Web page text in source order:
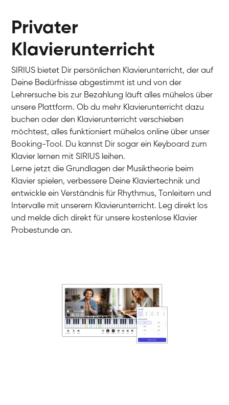
Charlotte
Klavier / Piano / Flügel
Klavier / Piano / Flügel
Klavier / Piano / Flügel
Privater
Klavierunterricht
SIRIUS bietet Dir persönlichen Klavierunterricht, der auf
Deine Bedürfnisse abgestimmt ist und von der
Lehrersuche bis zur Bezahlung läuft alles mühelos über
unsere Plattform. Ob du mehr Klavierunterricht dazu
buchen oder den Klavierunterricht verschieben
möchtest, alles funktioniert mühelos online über unser
Booking-Tool. Du kannst Dir sogar ein Keyboard zum
Klavier lernen mit SIRIUS leihen.
Lerne jetzt die Grundlagen der Musiktheorie beim
Klavier spielen, verbessere Deine Klaviertechnik und
entwickle ein Verständnis für Rhythmus, Tonleitern und
Intervalle mit unserem Klavierunterricht. Leg direkt los
und melde dich direkt für unsere kostenlose Klavier
Probestunde an.